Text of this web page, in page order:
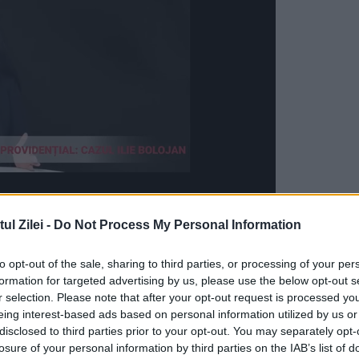
Zilei - Do Not Process My Personal Information
opt-out of the sale, sharing to third parties, or processing of your
for targeted advertising by us, please use the below opt-out
selection. Please note that after your opt-out request is processed
interest-based ads based on personal information utilized by us
to third parties prior to your opt-out. You may separately
of your personal information by third parties on the IAB’s list of
Exchange Commission şi cooperăm în
al constructorului auto japonez, fără a oferi
că este vorba de probleme similare cu cele